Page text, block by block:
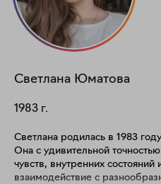
Светлана Юматова
1983 г.
Светлана родилась в 1983
Она с удивительной
чувств, внутренних состояний
взаимодействие с